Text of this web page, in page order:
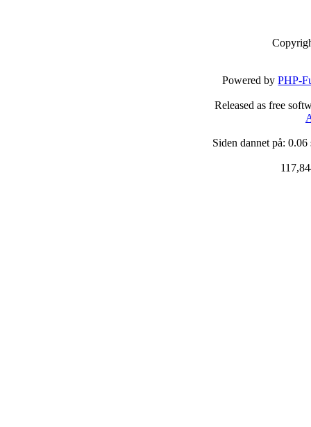
Powered byPHP-
Released as free
Siden dannet på: